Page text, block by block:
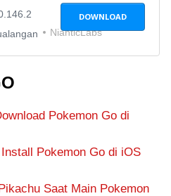
NianticLabs
DOWNLOAD
Pokemon Go di
Pokemon Go di iOS
Saat Main Pokemon